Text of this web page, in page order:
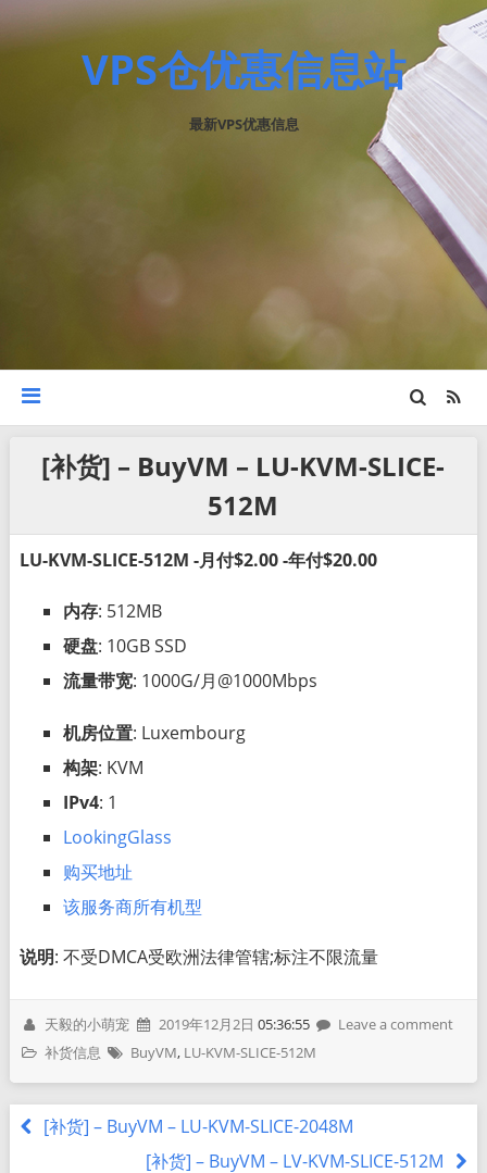
VPS仓优惠信息站
最新VPS优惠信息
[补货] – BuyVM – LU-KVM-SLICE-
512M
LU-KVM-SLICE-512M -月付$2.00 -年付$20.00
内存: 512MB
硬盘: 10GB SSD
流量带宽: 1000G/月@1000Mbps
机房位置: Luxembourg
构架: KVM
IPv4: 1
LookingGlass
购买地址
该服务商所有机型
说明: 不受DMCA受欧洲法律管辖;标注不限流量
天毅的小萌宠 2019年12月2日 05:36:55
Leave a comment
补货信息
BuyVM, LU-KVM-SLICE-512M
[补货] – BuyVM – LU-KVM-SLICE-2048M
[补货] – BuyVM – LV-KVM-SLICE-512M